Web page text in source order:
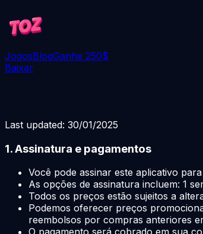
JogosBlogGanhe 250$
Baixar
Last updated: 30/01/2025
1. Assinatura e pagamentos
Você pode assinar este aplicativo
As opções de assinatura incluem: 1
Todos os preços estão sujeitos a
Podemos oferecer preços
reembolsos por compras anteriores